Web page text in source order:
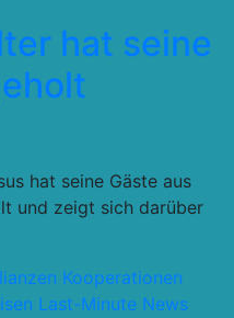
hat seine
hat seine Gäste aus
und zeigt sich darüber
Kooperationen
Last-Minute News